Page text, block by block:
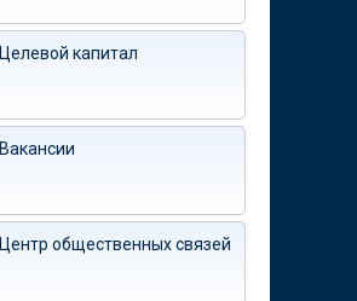
Целевой капитал
Вакансии
Центр общественных связей